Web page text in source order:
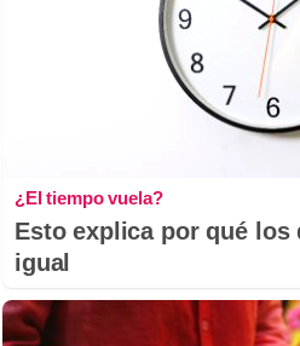
¿El tiempo vuela?
Esto explica por qué los
igual